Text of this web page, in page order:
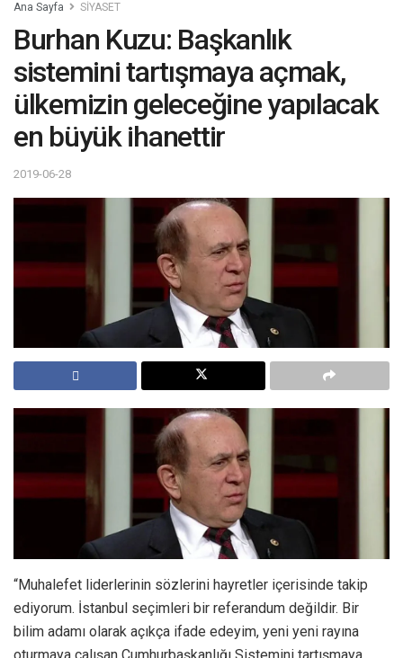
Ana Sayfa SİYASET
Burhan Kuzu: Başkanlık
sistemini tartışmaya açmak,
ülkemizin geleceğine yapılacak
en büyük ihanettir
2019-06-28
“Muhalefet liderlerinin sözlerini hayretler içerisinde takip
ediyorum. İstanbul seçimleri bir referandum değildir. Bir
bilim adamı olarak açıkça ifade edeyim, yeni yeni rayına
oturmaya çalışan Cumhurbaşkanlığı Sistemini tartışmaya